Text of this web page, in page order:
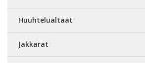
Huuhtelualtaat
Jakkarat